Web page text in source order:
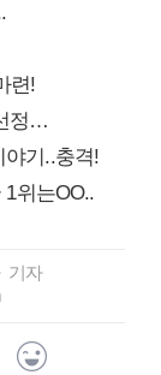
련!
정…
야기..충격!
위는OO..
기자